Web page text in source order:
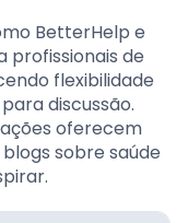
BetterHelp e
profissionais de
flexibilidade
discussão.
oferecem
sobre saúde